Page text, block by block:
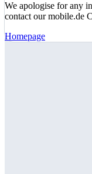
We apologise for any
contact our mobile.de
Homepage